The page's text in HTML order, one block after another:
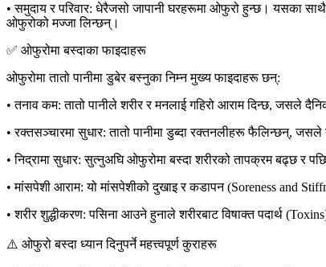
•समुदाय र परिवार: धेरैजसो जापानी घरहरूमा ओफुरो हुन्छ। यसका
ओफुरोको मज्जा लिन्छन्।
✅ ओफुरोमा बस्दाका फाइदाहरू
ओफुरोमा तातो पानीमा डुबेर बस्नुका निम्न मुख्य फाइदाहरू छन्:
•तनाव कम: तातो पानीले शरीर र मनलाई गहिरो आराम दिन्छ, जसले
•रक्तसञ्चारमा सुधार: तातो पानीमा डुब्दा रक्तनलीहरू फैलिन्छन्, जसले
•निद्रामा सुधार: सुत्नुअघि ओफुरोमा बस्दा शरीरको तापक्रम बढ्छ र
•मांसपेशी आराम: यो मांसपेशीको दुखाइ र कडापन (Soreness and
•शरीर शुद्धीकरण: पसिना आउने हुनाले शरीरबाट विषाक्त पदार्थ
⚠️ ओफुरो बस्दा ध्यान दिनुपर्ने महत्त्वपूर्ण कुराहरू